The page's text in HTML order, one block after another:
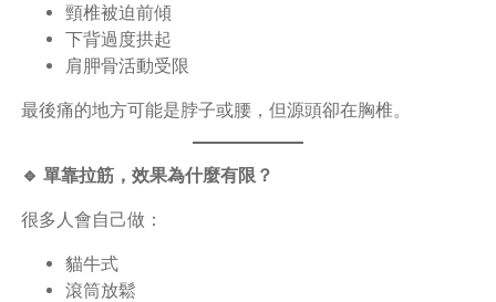
頸椎被迫前傾
下背過度拱起
肩胛骨活動受限
最後痛的地方可能是脖子或腰，但源頭卻在胸椎。
🔹 單靠拉筋，效果為什麼有限？
很多人會自己做：
貓牛式
滾筒放鬆